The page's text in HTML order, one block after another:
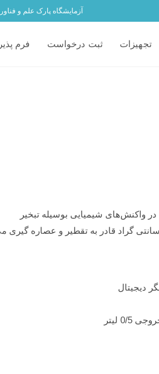
آزمایشگاه پارک علم و
تجهیزات ثبت درخواست فرم
واکنش‌های شیمیایی بوسیله تبخیر